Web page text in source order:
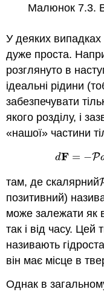
Малюнок 7.3.
У деяких випадках
дуже проста.
розглянуто в
ідеальні рідини
забезпечувати
якого розділу, і
«нашої» частини
dF = −P
(7.2.2)dF
там, де скалярний
позитивний)
може залежати як
так і від часу. Цей
називають
він має місце в
Однак в